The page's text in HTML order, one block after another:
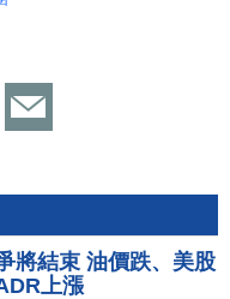
將結束 油價跌、美股
上漲